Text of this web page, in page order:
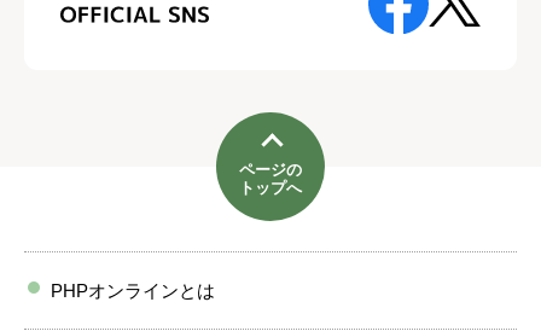
ページの
トップへ
PHPオンラインとは